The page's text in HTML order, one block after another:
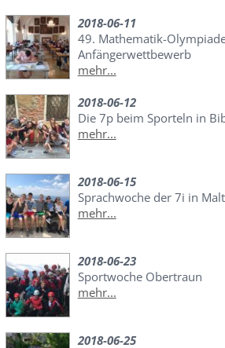
2018-06-11
49. Mathematik-
Anfängerwettbewerb
mehr...
2018-06-12
Die 7p beim Sporteln in
mehr...
2018-06-15
Sprachwoche der 7i in
mehr...
2018-06-23
Sportwoche Obertraun
mehr...
2018-06-25